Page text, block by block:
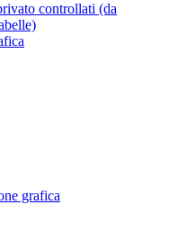
controllati (da
grafica